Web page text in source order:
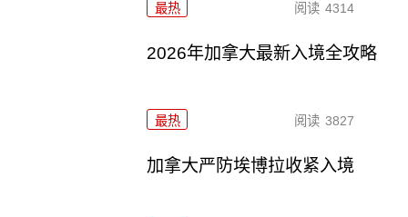
最热 阅读 4314
2026年加拿大最新入境全攻略
最热 阅读 3827
加拿大严防埃博拉收紧入境